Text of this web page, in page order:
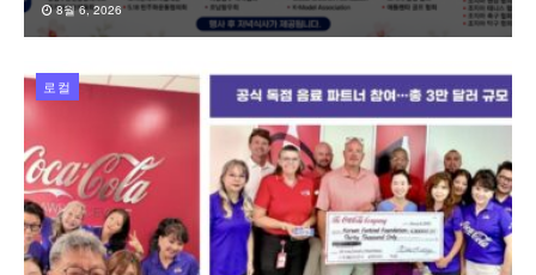
8월 6, 2026
로컬